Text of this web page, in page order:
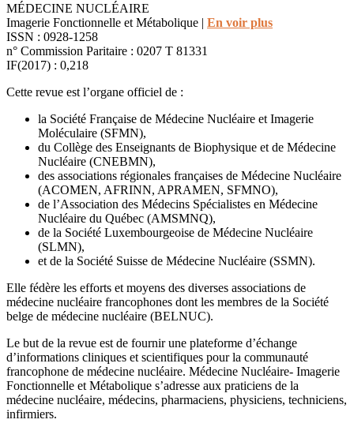
MÉDECINE NUCLÉAIRE
Imagerie Fonctionnelle et Métabolique | En voir plus
ISSN : 0928-1258
n° Commission Paritaire : 0207 T 81331
IF(2017) : 0,218
Cette revue est l’organe officiel de :
la Société Française de Médecine Nucléaire et Imagerie
Moléculaire (SFMN),
du Collège des Enseignants de Biophysique et de Médecine
Nucléaire (CNEBMN),
des associations régionales françaises de Médecine Nucléaire
(ACOMEN, AFRINN, APRAMEN, SFMNO),
de l’Association des Médecins Spécialistes en Médecine
Nucléaire du Québec (AMSMNQ),
de la Société Luxembourgeoise de Médecine Nucléaire
(SLMN),
et de la Société Suisse de Médecine Nucléaire (SSMN).
Elle fédère les efforts et moyens des diverses associations de
médecine nucléaire francophones dont les membres de la Société
belge de médecine nucléaire (BELNUC).
Le but de la revue est de fournir une plateforme d’échange
d’informations cliniques et scientifiques pour la communauté
francophone de médecine nucléaire. Médecine Nucléaire- Imagerie
Fonctionnelle et Métabolique s’adresse aux praticiens de la
médecine nucléaire, médecins, pharmaciens, physiciens, techniciens,
infirmiers.